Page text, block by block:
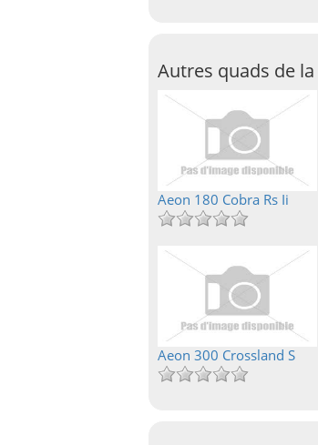
Autres quads de
Aeon 180 Cobra Rs Ii
Aeon 300 Crossland S